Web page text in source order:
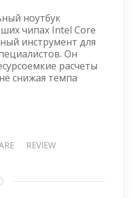
ноутбук
чипах Intel Core
инструмент для
Он
расчеты
снижая темпа
REVIEW